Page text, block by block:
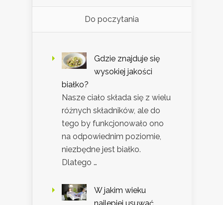
Do poczytania
Gdzie znajduje się
wysokiej jakości
białko?
Nasze ciało składa się z wielu
różnych składników, ale do
tego by funkcjonowało ono
na odpowiednim poziomie,
niezbędne jest białko.
Dlatego …
W jakim wieku
najlepiej usuwać